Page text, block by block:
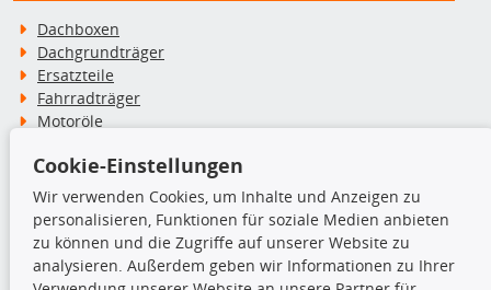
Dachboxen
Dachgrundträger
Ersatzteile
Fahrradträger
Motoröle
Schneeketten
TecDoc Inside
Cookie-Einstellungen
Wir verwenden Cookies, um Inhalte und Anzeigen zu
personalisieren, Funktionen für soziale Medien anbieten
zu können und die Zugriffe auf unserer Website zu
analysieren. Außerdem geben wir Informationen zu Ihrer